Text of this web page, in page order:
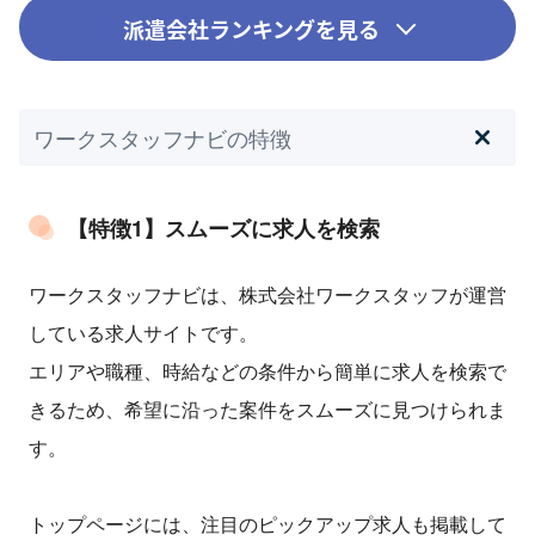
派遣会社ランキングを見る
ワークスタッフナビの特徴
【特徴1】スムーズに求人を検索
ワークスタッフナビは、株式会社ワークスタッフが運営
している求人サイトです。
エリアや職種、時給などの条件から簡単に求人を検索で
きるため、希望に沿った案件をスムーズに見つけられま
す。
トップページには、注目のピックアップ求人も掲載して